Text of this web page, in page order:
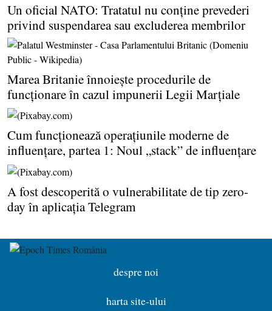
Un oficial NATO: Tratatul nu conţine prevederi
privind suspendarea sau excluderea membrilor
Marea Britanie înnoieşte procedurile de
funcţionare în cazul impunerii Legii Marţiale
Cum funcţionează operaţiunile moderne de
influenţare, partea 1: Noul „stack” de influenţare
A fost descoperită o vulnerabilitate de tip zero-
day în aplicaţia Telegram
despre noi
harta site-ului